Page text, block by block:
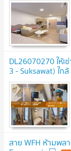
DL26070270 ให้
3 - Suksawat) ใก
@952jdxxk
สาย WFH ห้ามพล